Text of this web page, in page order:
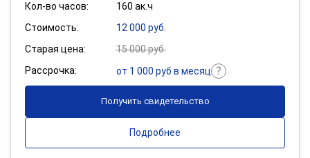
Кол-во часов:
160 ак.ч
Стоимость:
12 000 руб.
Старая цена:
15 000 руб.
Рассрочка:
от 1 000 руб в месяц
Получить свидетельство
Подробнее